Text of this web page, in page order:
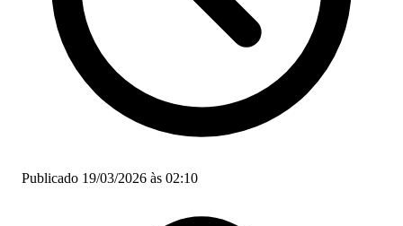
Publicado 19/03/2026 às 02:10